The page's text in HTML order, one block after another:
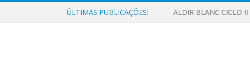
ÚLTIMAS PUBLICAÇÕES: ALDIR BLANC CICLO II